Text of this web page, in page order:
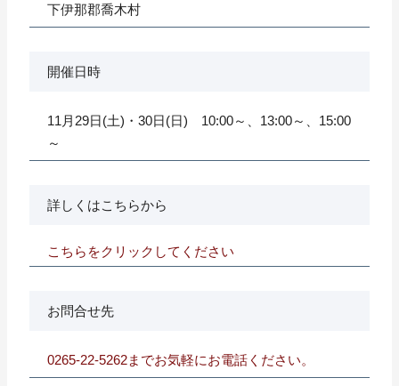
下伊那郡喬木村
開催日時
11月29日(土)・30日(日) 10:00～、13:00～、15:00
～
詳しくはこちらから
こちらをクリックしてください
お問合せ先
0265-22-5262までお気軽にお電話ください。